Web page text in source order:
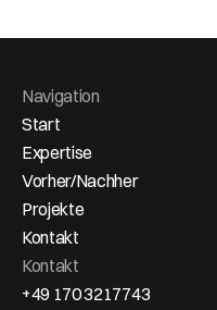
Navigation
Start
Expertise
Vorher/Nachher
Projekte
Kontakt
Kontakt
+49 170 3217743